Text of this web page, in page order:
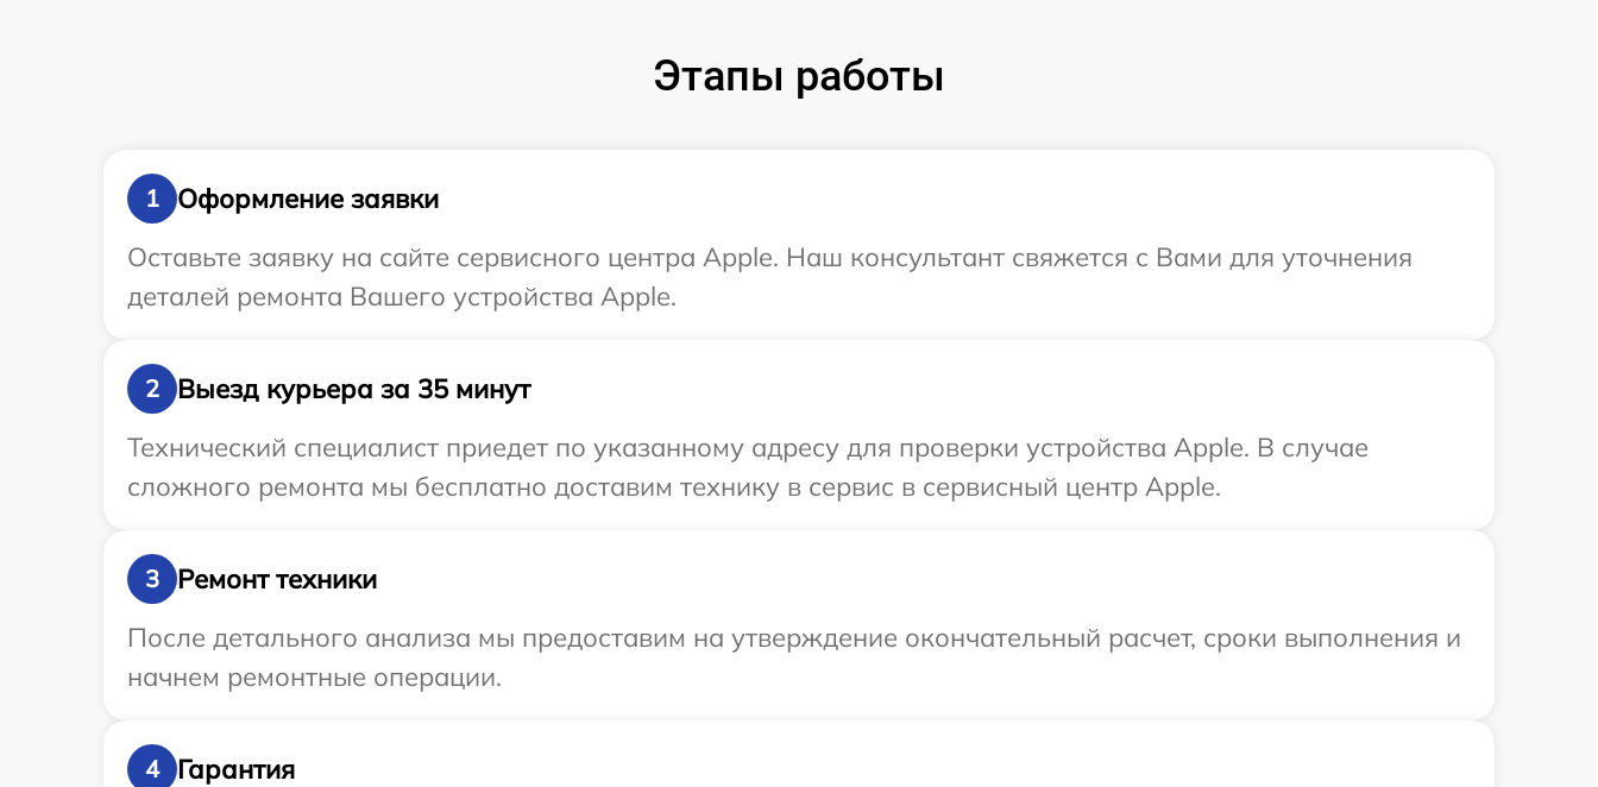
Этапы работы
1
Оформление заявки
Оставьте заявку на сайте сервисного центра Apple. Наш консультант свяжется с Вами для уточнения
деталей ремонта Вашего устройства Apple.
2
Выезд курьера за 35 минут
Технический специалист приедет по указанному адресу для проверки устройства Apple. В случае
сложного ремонта мы бесплатно доставим технику в сервис в сервисный центр Apple.
3
Ремонт техники
После детального анализа мы предоставим на утверждение окончательный расчет, сроки выполнения и
начнем ремонтные операции.
4
Гарантия